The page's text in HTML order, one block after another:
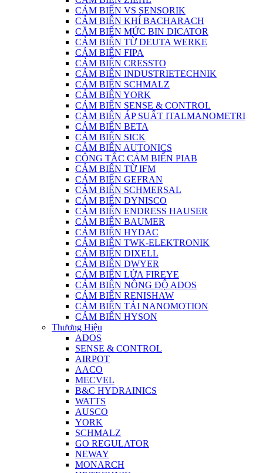
CẢM BIẾN VS SENSORIK
CẢM BIẾN KHÍ BACHARACH
CĂM BIẾN MỨC BIN DICATOR
CẢM BIẾN TỪ DEUTA WERKE
CẢM BIẾN FIPA
CẢM BIẾN CRESSTO
CẢM BIẾN INDUSTRIETECHNIK
CẢM BIẾN SCHMALZ
CẢM BIẾN YORK
CẢM BIẾN SENSE & CONTROL
CẢM BIẾN ÁP SUẤT ITALMANOMETRI
CẢM BIẾN BETA
CẢM BIẾN SICK
CẢM BIẾN AUTONICS
CÔNG TẮC CẢM BIẾN PIAB
CẢM BIẾN TỪ IFM
CẢM BIẾN GEFRAN
CẢM BIẾN SCHMERSAL
CẢM BIẾN DYNISCO
CẢM BIẾN ENDRESS HAUSER
CẢM BIẾN BAUMER
CẢM BIẾN HYDAC
CẢM BIẾN TWK-ELEKTRONIK
CẢM BIẾN DIXELL
CẢM BIẾN DWYER
CẢM BIẾN LỬA FIREYE
CẢM BIẾN NỒNG ĐỘ ADOS
CẢM BIẾN RENISHAW
CẢM BIẾN TẢI NANOMOTION
CẢM BIẾN HYSON
Thương Hiệu
ADOS
SENSE & CONTROL
AIRPOT
AACO
MECVEL
B&C HYDRAINICS
WATTS
AUSCO
YORK
SCHMALZ
GO REGULATOR
NEWAY
MONARCH